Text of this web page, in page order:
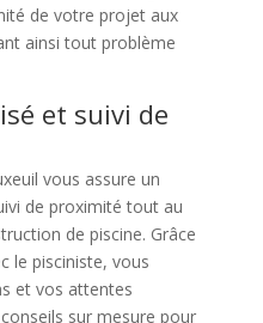
de votre projet aux
ainsi tout problème
et suivi de
vous assure un
de proximité tout au
de piscine. Grâce
le pisciniste, vous
et vos attentes
sur mesure pour